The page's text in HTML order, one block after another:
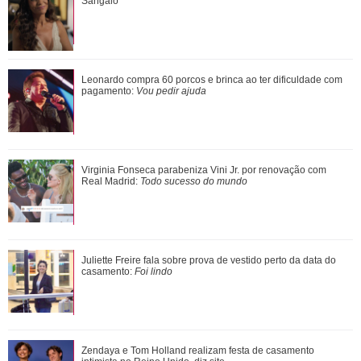
Virginia Fonseca parabeniza Vini Jr. por renovação com
Real Madrid: Todo sucesso do mundo
Mavie arranca risadas de Bruna Biancardi e Neymar Jr. ao
falar porque não consegue fazer pas...
Tati Machado faz reflexão emocionante no Saia Justa sobre
a dor: Ensina
Príncipe Louis faz estreia em evento esportivo ao lado de
Leonardo compra 60 porcos e brinca ao ter dificuldade com
pagamento: Vou pedir ajuda
Virginia Fonseca parabeniza Vini Jr. por renovação com
Real Madrid: Todo sucesso do mundo
Juliette Freire fala sobre prova de vestido perto da data do
casamento: Foi lindo
Zendaya e Tom Holland realizam festa de casamento